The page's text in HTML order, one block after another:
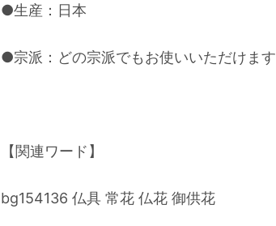
●生産：日本
●宗派：どの宗派でもお使いいただけます
【関連ワード】
bg154136 仏具 常花 仏花 御供花